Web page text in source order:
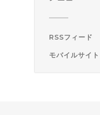
RSSフィード
モバイルサイト